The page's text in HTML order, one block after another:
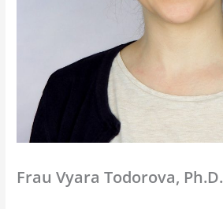
Frau Vyara Todorova, Ph.D.